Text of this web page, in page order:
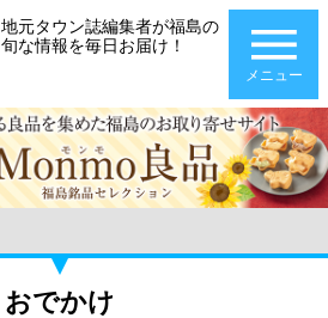
地元タウン誌編集者が福島の
旬な情報を毎日お届け！
メニュー
おでかけ